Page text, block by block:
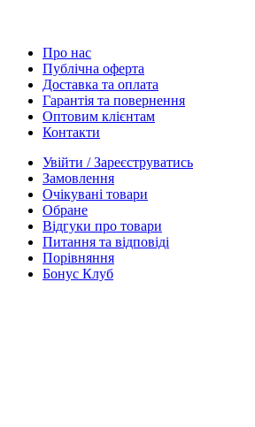
Про нас
Публічна оферта
Доставка та оплата
Гарантія та повернення
Оптовим клієнтам
Контакти
Увійти / Зареєструватись
Замовлення
Очікувані товари
Обране
Відгуки про товари
Питання та відповіді
Порівняння
Бонус Клуб